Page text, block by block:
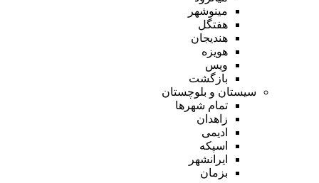
مینوشهر
هفتگل
هندیجان
هویزه
ویس
بازگشت
سیستان و بلوچستان
تمام شهر‌ها
زاهدان
ادیمی
اسپکه
ایرانشهر
بزمان